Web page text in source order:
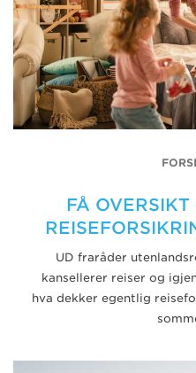
FÅ
UD fraråder
kansellerer reiser og
hva dekker egentlig